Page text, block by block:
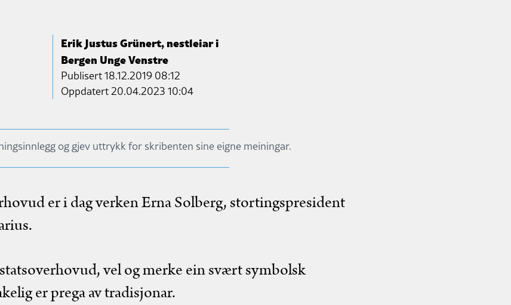
Erik Justus Grünert, nestleiar i
Bergen Unge Venstre
Publisert18.12.2019 08:12
Oppdatert 20.04.2023 10:04
og gjev uttrykk for skribenten sine eigne meiningar.
er i dag verken Erna Solberg, stortingspresident
vel og merke ein svært symbolsk
er prega av tradisjonar.